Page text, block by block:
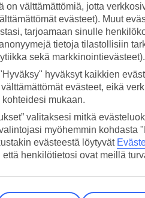
on välttämättömiä, jotta
evästeet). Muut
tarjoamaan sinulle
tietoja tilastollisiin
sekä markkinointievästeet).
hyväksyt kaikkien
evästeet, eikä
mukaan.
valitaksesi mitkä
myöhemmin kohdasta
evästeestä löytyvät
että henkilötietosi ovat meillä